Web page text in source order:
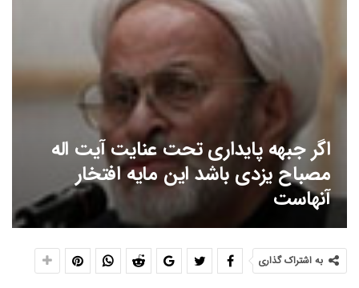
اگر جبهه پایداری تحت عنایت آیت اله
مصباح یزدی باشد این مایه افتخار
آنهاست
به اشتراک گذاری